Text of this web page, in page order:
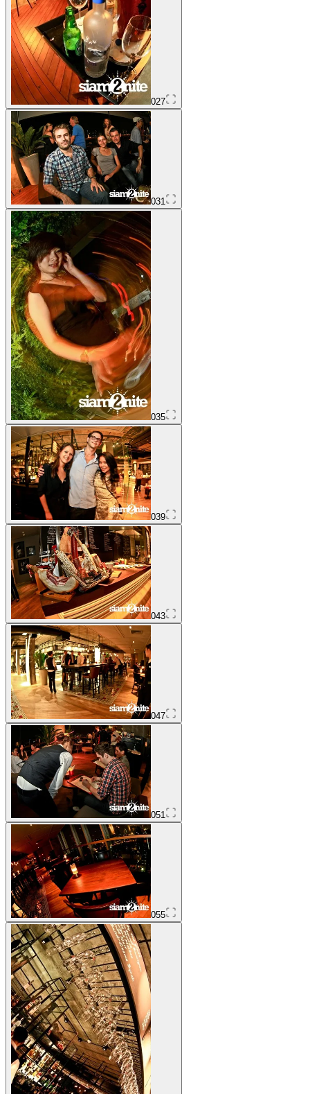
027
031
035
039
043
047
051
055